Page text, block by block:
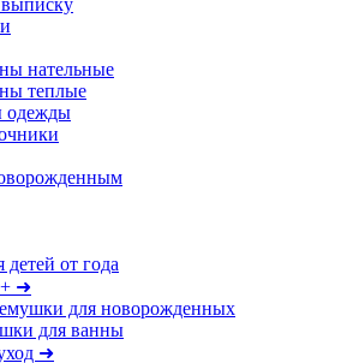
нательные
теплые
одежды
от года
➜
для новорожденных
для ванны
➜